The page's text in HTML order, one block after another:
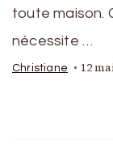
toute maison.
nécessite …
Christiane 12